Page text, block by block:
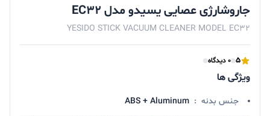
جاروشارژی عصایی یسیدو مدل EC32
YESIDO STICK VACUUM CLEANER MODEL EC32
5 0 دیدگاه
ویژگی ها
جنس بدنه :
ABS + Aluminum